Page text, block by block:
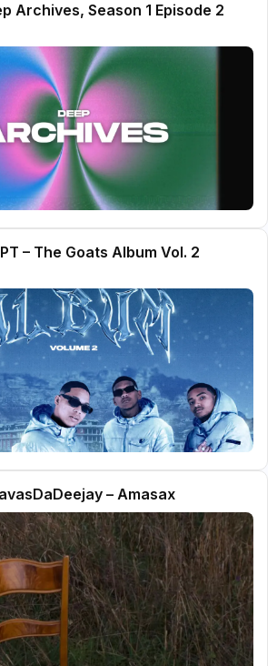
Archives, Season 1 Episode 2
– The Goats Album Vol. 2
– Amasax